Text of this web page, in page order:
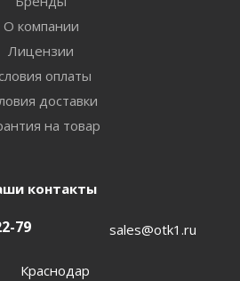
О компании
Лицензии
оплаты
доставки
на товар
контакты
79 sales@otk1.ru
Краснодар